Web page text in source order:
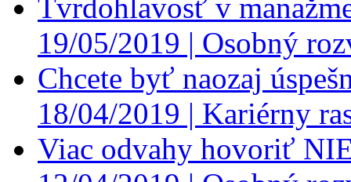
Tvrdohlavosť v
19/05/2019 | Osobný
Chcete byť naozaj
18/04/2019 | Kariérny
Viac odvahy hovoriť